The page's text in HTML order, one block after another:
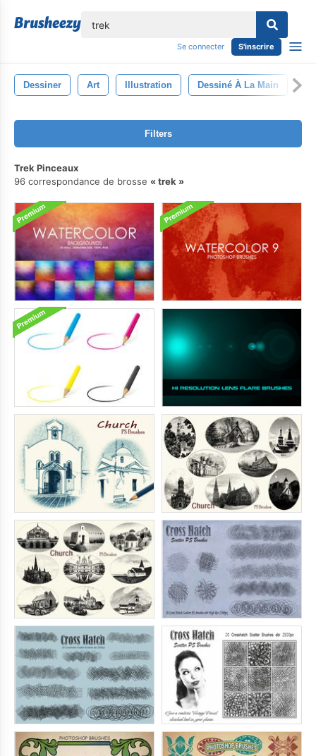
Se connecter S'inscrire
Dessiner Art Illustration Dessiné À La Main
Filters
Trek Pinceaux
96 correspondance de brosse
trek